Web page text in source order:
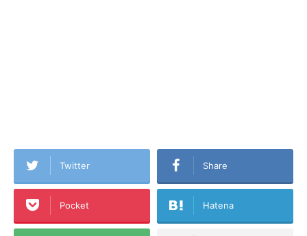
Twitter Share
Pocket Hatena